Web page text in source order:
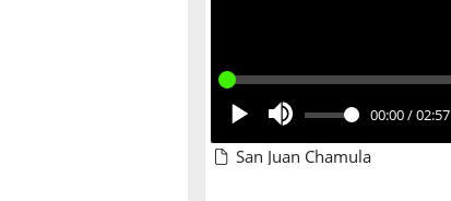
00:00/02:57
San Juan Chamula